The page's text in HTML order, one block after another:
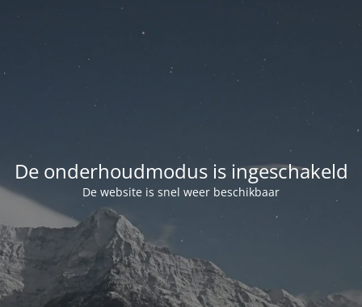
De onderhoudmodus is ingeschakeld
De website is snel weer beschikbaar